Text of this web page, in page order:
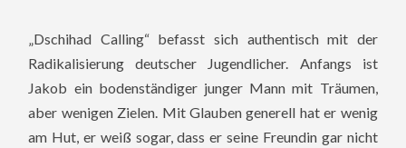
„Dschihad Calling“ befasst sich authentisch mit der
Radikalisierung deutscher Jugendlicher. Anfangs ist
Jakob ein bodenständiger junger Mann mit Träumen,
aber wenigen Zielen. Mit Glauben generell hat er wenig
am Hut, er weiß sogar, dass er seine Freundin gar nicht